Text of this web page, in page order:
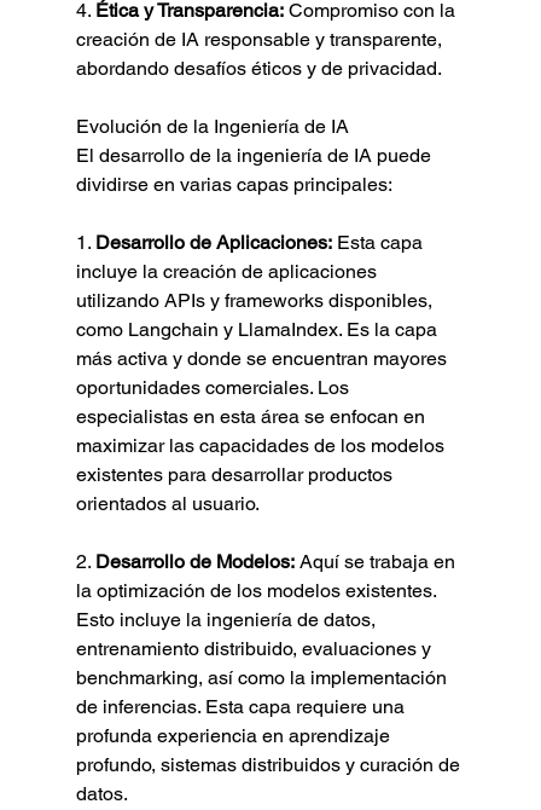
4. Ética y Transparencia: Compromiso con la
creación de IA responsable y transparente,
abordando desafíos éticos y de privacidad.
Evolución de la Ingeniería de IA
El desarrollo de la ingeniería de IA puede
dividirse en varias capas principales:
1. Desarrollo de Aplicaciones: Esta capa
incluye la creación de aplicaciones
utilizando APIs y frameworks disponibles,
como Langchain y LlamaIndex. Es la capa
más activa y donde se encuentran mayores
oportunidades comerciales. Los
especialistas en esta área se enfocan en
maximizar las capacidades de los modelos
existentes para desarrollar productos
orientados al usuario.
2. Desarrollo de Modelos: Aquí se trabaja en
la optimización de los modelos existentes.
Esto incluye la ingeniería de datos,
entrenamiento distribuido, evaluaciones y
benchmarking, así como la implementación
de inferencias. Esta capa requiere una
profunda experiencia en aprendizaje
profundo, sistemas distribuidos y curación de
datos.